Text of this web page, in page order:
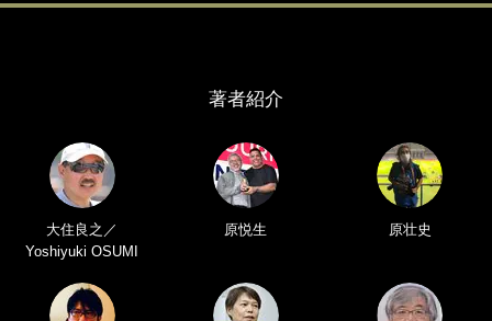
著者紹介
大住良之／
Yoshiyuki OSUMI
原悦生 原壮史